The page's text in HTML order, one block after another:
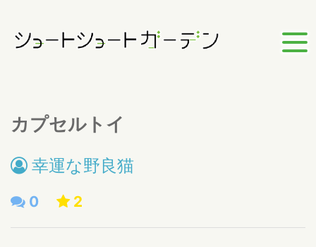
カプセルトイ
幸運な野良猫
0 2